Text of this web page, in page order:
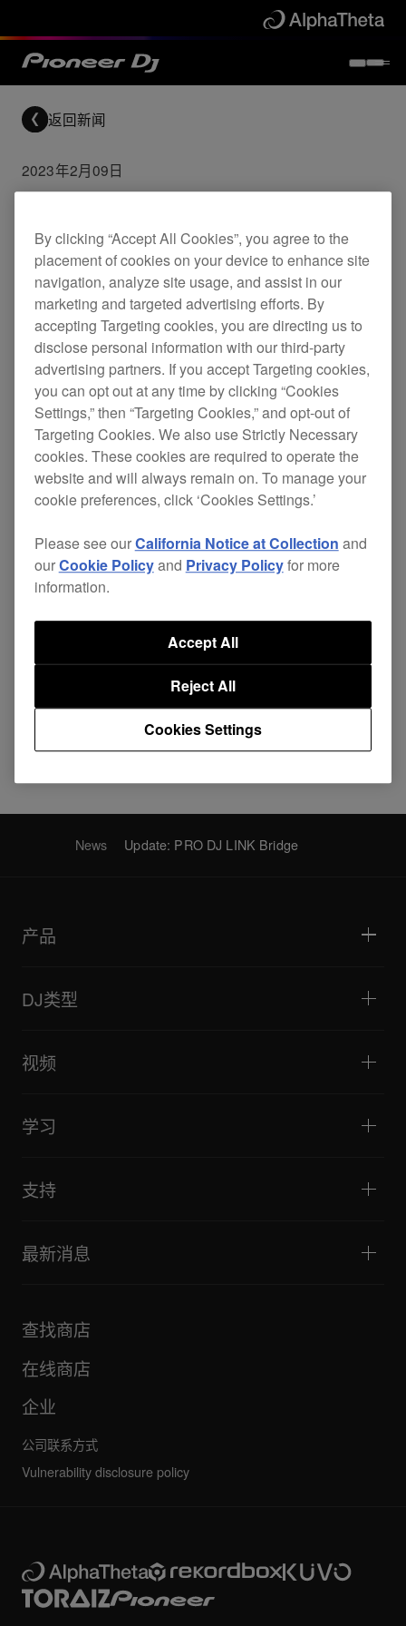
返回新闻
2023年2月09日
Update: PRO DJ LINK
Bridge
Updates PRO DJ LINK BRIDGE
PRO DJ LINK BRIDGE应用更新。
[修复]
修复了一些轻微异常。
News Update: PRO DJ LINK Bridge
产品
DJ混音器
一体化DJ系统
DJ采样器
DJ效果器
监听扬声器
便携式DJ扬声器
DJ类型
直播
酒吧与小型场地
唱盘主义与对决
音乐制作
视频
教程
技巧和窍门
文化
纪录片
学习
推荐给 Hip Hop DJ 的设备
Bridge Blog Tips
支持
探索 Support Gateway
下载（固件、驱动程序等）
FAQ
社区论坛
维护、维修、保修
最新消息
公司
其他
全部新闻
查找商店
在线商店
企业
公司联系方式
Vulnerability disclosure policy
By clicking “Accept All Cookies”, you agree to the
placement of cookies on your device to enhance site
navigation, analyze site usage, and assist in our
marketing and targeted advertising efforts. By
accepting Targeting cookies, you are directing us to
disclose personal information with our third-party
advertising partners. If you accept Targeting cookies,
you can opt out at any time by clicking “Cookies
Settings,” then “Targeting Cookies,” and opt-out of
Targeting Cookies. We also use Strictly Necessary
cookies. These cookies are required to operate the
website and will always remain on. To manage your
cookie preferences, click ‘Cookies Settings.’
Please see ourCalifornia Notice at Collection and
ourCookie Policyand Privacy Policyfor more
information.
Cookies Settings
Reject All
Accept All